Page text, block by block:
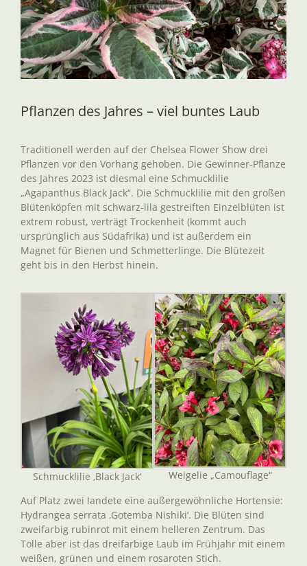
Pflanzen des Jahres – viel buntes Laub
Traditionell werden auf der Chelsea Flower Show drei
Pflanzen vor den Vorhang gehoben. Die Gewinner-Pflanze
des Jahres 2023 ist diesmal eine Schmucklilie
„Agapanthus Black Jack“. Die Schmucklilie mit den großen
Blütenköpfen mit schwarz-lila gestreiften Einzelblüten ist
extrem robust, verträgt Trockenheit (kommt auch
ursprünglich aus Südafrika) und ist außerdem ein
Magnet für Bienen und Schmetterlinge. Die Blütezeit
geht bis in den Herbst hinein.
Schmucklilie ‚Black Jack‘
Weigelie „Camouflage“
Auf Platz zwei landete eine außergewöhnliche Hortensie:
Hydrangea serrata ‚Gotemba Nishiki‘. Die Blüten sind
zweifarbig rubinrot mit einem helleren Zentrum. Das
Tolle aber ist das dreifarbige Laub im Frühjahr mit einem
weißen, grünen und einem rosaroten Stich.